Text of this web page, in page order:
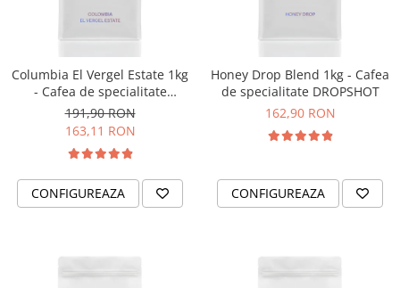
Sticle refolosibile
Tricouri
AeroPress
Almar
Columbia El Vergel Estate 1kg
- Cafea de specialitate
DROPSHOT
191,90 RON
163,11 RON
CONFIGUREAZA
Honey Drop Blend 1kg - Cafea
de specialitate DROPSHOT
162,90 RON
CONFIGUREAZA